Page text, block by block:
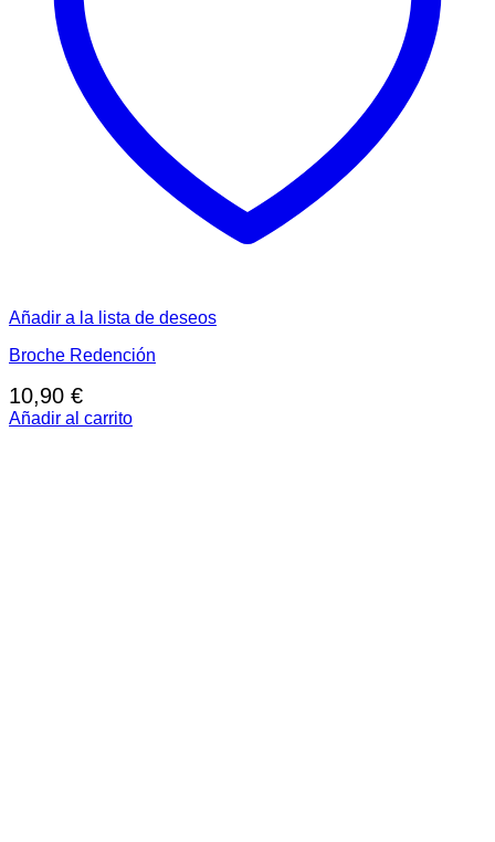
Añadir a la lista de deseos
Broche Redención
10,90 €
Añadir al carrito